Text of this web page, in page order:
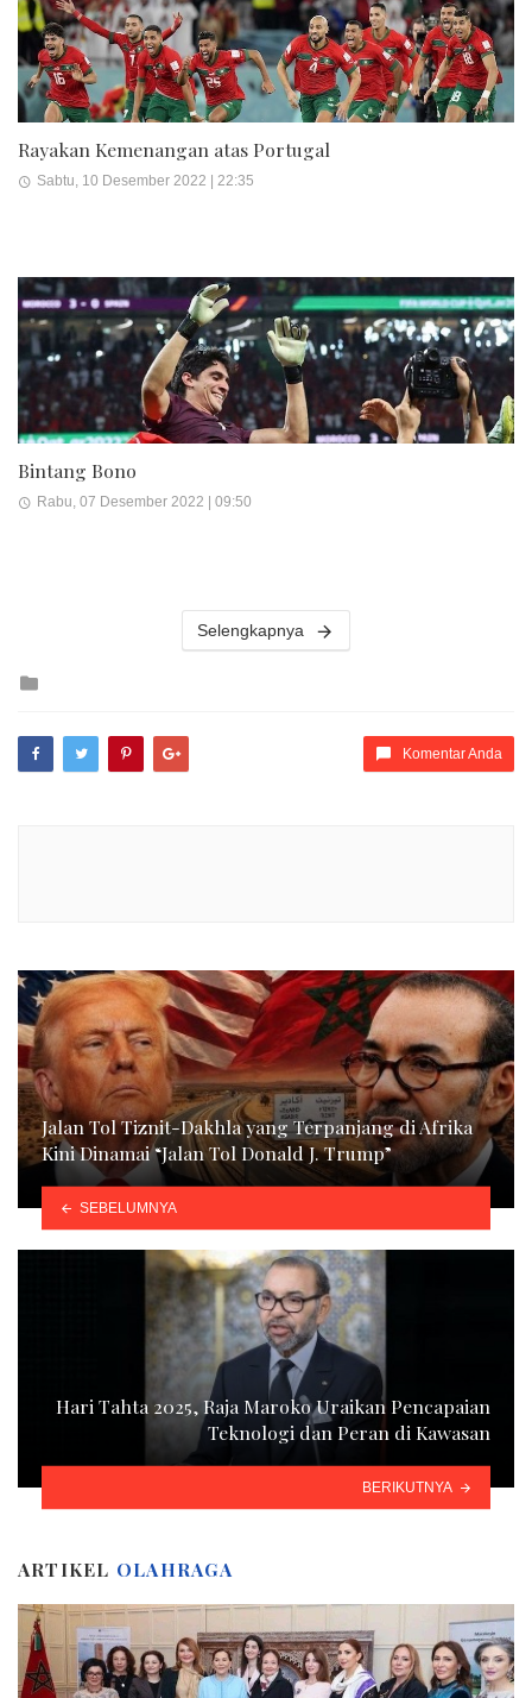
Rayakan Kemenangan atas Portugal
Sabtu, 10 Desember 2022 | 22:35
Bintang Bono
Rabu, 07 Desember 2022 | 09:50
Selengkapnya
Komentar Anda
Jalan Tol Tiznit-Dakhla yang Terpanjang di Afrika
Kini Dinamai “Jalan Tol Donald J. Trump”
SEBELUMNYA
Hari Tahta 2025, Raja Maroko Uraikan Pencapaian
Teknologi dan Peran di Kawasan
BERIKUTNYA
ARTIKEL OLAHRAGA